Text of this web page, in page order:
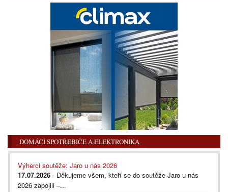
DOMÁCÍ SPOTŘEBIČE A ELEKTRONIKA
Výherci soutěže: Jaro u nás 2026
17.07.2026 - Děkujeme všem, kteří se do soutěže Jaro u nás
2026 zapojili –...